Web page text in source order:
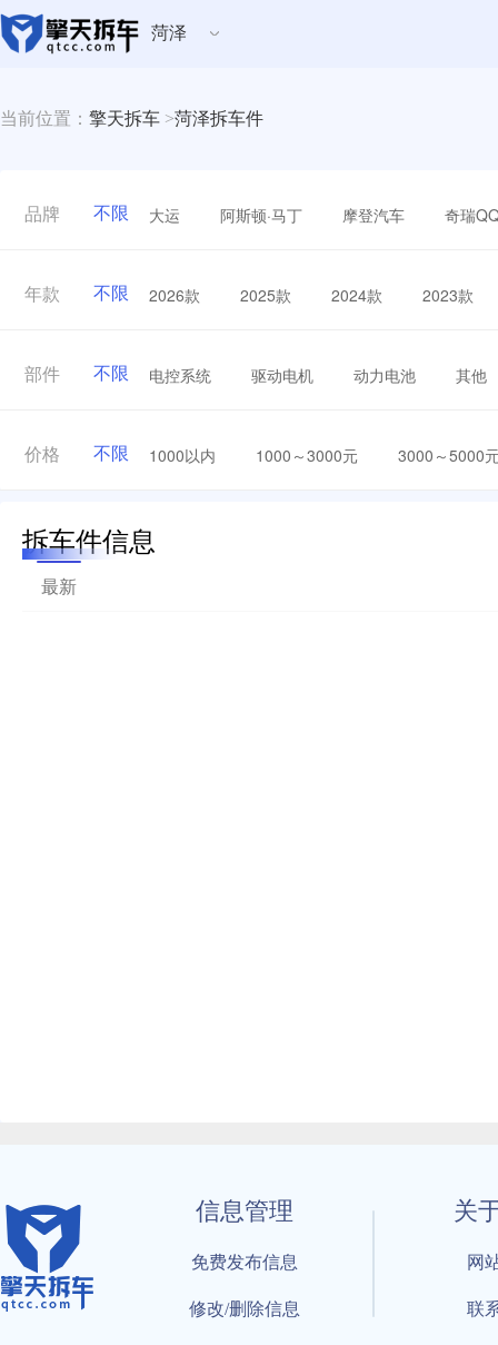
菏泽
当前位置： 擎天拆车 >菏泽拆车件
品牌 不限 大运 阿斯顿·马丁 摩登汽车 奇瑞
年款 不限 2026款 2025款 2024款 2023款
部件 不限 电控系统 驱动电机 动力电池 其他
价格 不限 1000以内 1000～3000元 3000～5000
拆车件信息
最新
信息管理
免费发布信息
修改/删除信息
关
网
联